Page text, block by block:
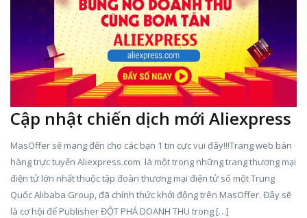
Cập nhật chiến dịch mới Aliexpress
MasOffer sẽ mang đến cho các bạn 1 tin cực vui đây!!!Trang web bán
hàng trực tuyến Aliexpress.com là một trong những trang thương mại
điện tử lớn nhất thuộc tập đoàn thương mại điện tử số một Trung
Quốc Alibaba Group, đã chính thức khởi động trên MasOffer. Đây sẽ
là cơ hội để Publisher ĐỘT PHÁ DOANH THU trong […]